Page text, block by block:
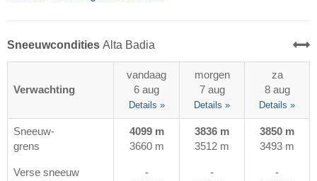
Sneeuwcondities Alta Badia
Verwachting
vandaag
6 aug
Details »
morgen
7 aug
Details »
za
8 aug
Details »
Sneeuw-
grens
4099 m
3660 m
3836 m
3512 m
3850 m
3493 m
Verse sneeuw
-
-
-